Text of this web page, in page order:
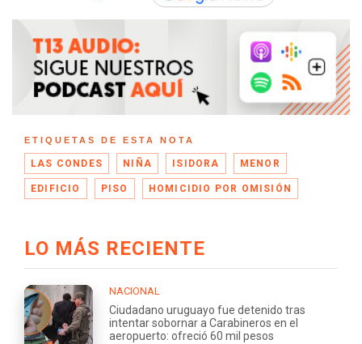
ETIQUETAS DE ESTA NOTA
LAS CONDES NIÑA ISIDORA MENOR
EDIFICIO PISO HOMICIDIO POR OMISIÓN
LO MÁS RECIENTE
NACIONAL
Ciudadano uruguayo fue detenido tras
intentar sobornar a Carabineros en el
aeropuerto: ofreció 60 mil pesos